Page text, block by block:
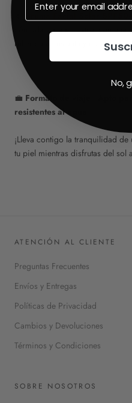
Bruma Facial Solar SPF50+
cómoda para el rostro, con una
refresca al instante y no deja
💼 Formato de viaje
resistentes al agua
¡Lleva contigo la tranquilidad
tu piel mientras disfrutas del sol
ATENCIÓN AL CLIENTE
Preguntas Frecuentes
Envíos y Entregas
Políticas de Privacidad
Cambios y Devoluciones
Términos y Condiciones
SOBRE NOSOTROS
No,